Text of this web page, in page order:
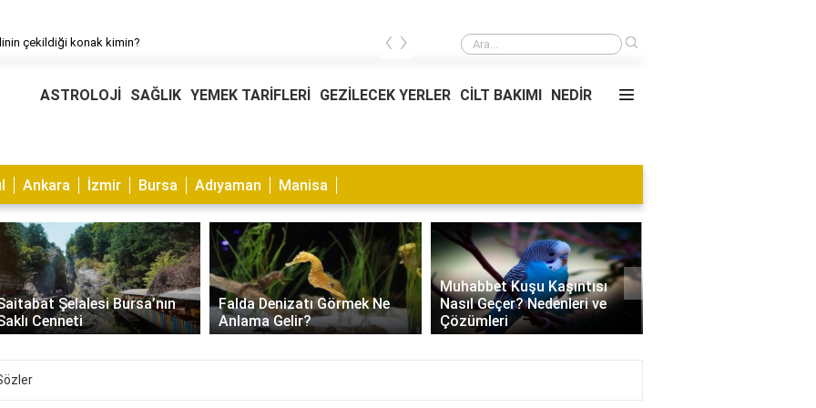
çekildiği konak kimin? Yeni gelinin çekildiği konak kimin?
‹ ›
ASTROLOJİ SAĞLIK YEMEK TARİFLERİ GEZİLECEK YERLER CİLT BAKIMI NEDİR
Ankara İzmir Bursa Adıyaman Manisa
Şelalesi Bursa’nın
Cenneti
Falda Denizatı Görmek Ne
Anlama Gelir?
Muhabbet Kuşu Kaşıntısı
Nasıl Geçer? Nedenleri ve
Çözümleri
›